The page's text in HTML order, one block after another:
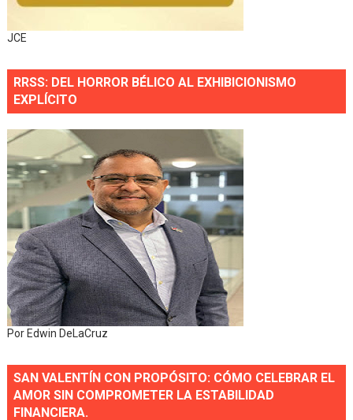
JCE
RRSS: DEL HORROR BÉLICO AL EXHIBICIONISMO
EXPLÍCITO
Por Edwin DeLaCruz
SAN VALENTÍN CON PROPÓSITO: CÓMO CELEBRAR EL
AMOR SIN COMPROMETER LA ESTABILIDAD
FINANCIERA.